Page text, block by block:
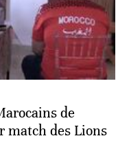
de
match des Lions